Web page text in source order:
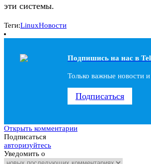
эти системы.
Теги:LinuxНовости
Подпишись на наc в
Только важные новости
Подписаться
Открыть комментарии
Подписаться
авторизуйтесь
Уведомить о